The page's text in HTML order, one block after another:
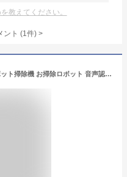
教えてください。
ント (1件) >
＼音声認識☆ 水拭き両用☆／ロボット掃除機 お掃除ロボット 音声認識 8500Pa 強力吸引 床拭きロボット 小型 コスパ 3in1 日本製モップ 自動ゴミ収集 収納 比較 シンプル操作 自動洗浄 落下防止 あす楽 自動充電 WiFi 90分間連続稼働 2年保証 家電特集 新生活